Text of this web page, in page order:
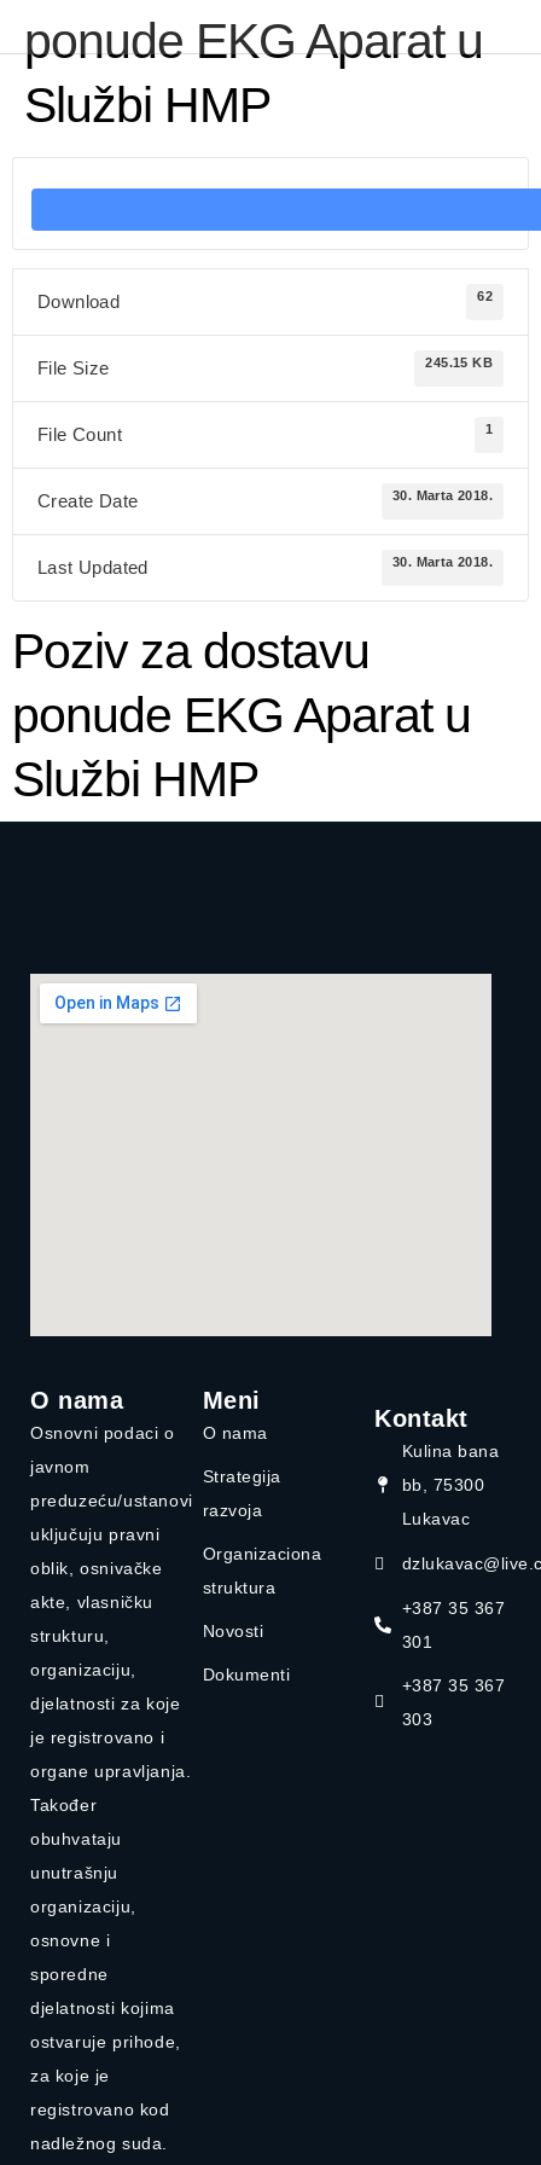
ponude EKG Aparat u
Službi HMP
Download 62
File Size 245.15 KB
File Count 1
Create Date 30. Marta 2018.
Last Updated 30. Marta 2018.
Poziv za dostavu
ponude EKG Aparat u
Službi HMP
O nama
Osnovni podaci o
javnom
preduzeću/ustanovi
uključuju pravni
oblik, osnivačke
akte, vlasničku
strukturu,
organizaciju,
djelatnosti za koje
je registrovano i
organe upravljanja.
Također
obuhvataju
unutrašnju
organizaciju,
osnovne i
sporedne
djelatnosti kojima
ostvaruje prihode,
za koje je
registrovano kod
nadležnog suda.
Meni
O nama
Strategija
razvoja
Organizaciona
struktura
Novosti
Dokumenti
Kontakt
Kulina bana
bb, 75300
Lukavac
+387 35 367
301
+387 35 367
303